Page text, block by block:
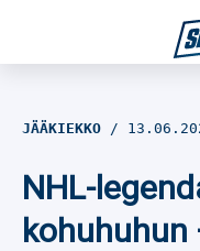
Jalkapallo
JÄÄKIEKKO
NHL-